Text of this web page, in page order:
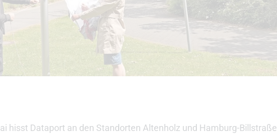
hisst Dataport an den Standorten Altenholz und Hamburg-Billstraße